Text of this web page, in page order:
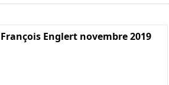
François Englert novembre 2019